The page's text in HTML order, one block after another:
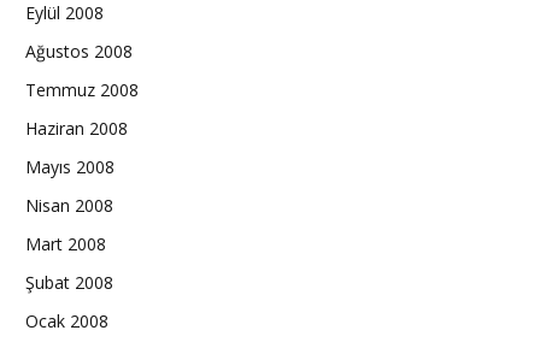
Eylül 2008
Ağustos 2008
Temmuz 2008
Haziran 2008
Mayıs 2008
Nisan 2008
Mart 2008
Şubat 2008
Ocak 2008